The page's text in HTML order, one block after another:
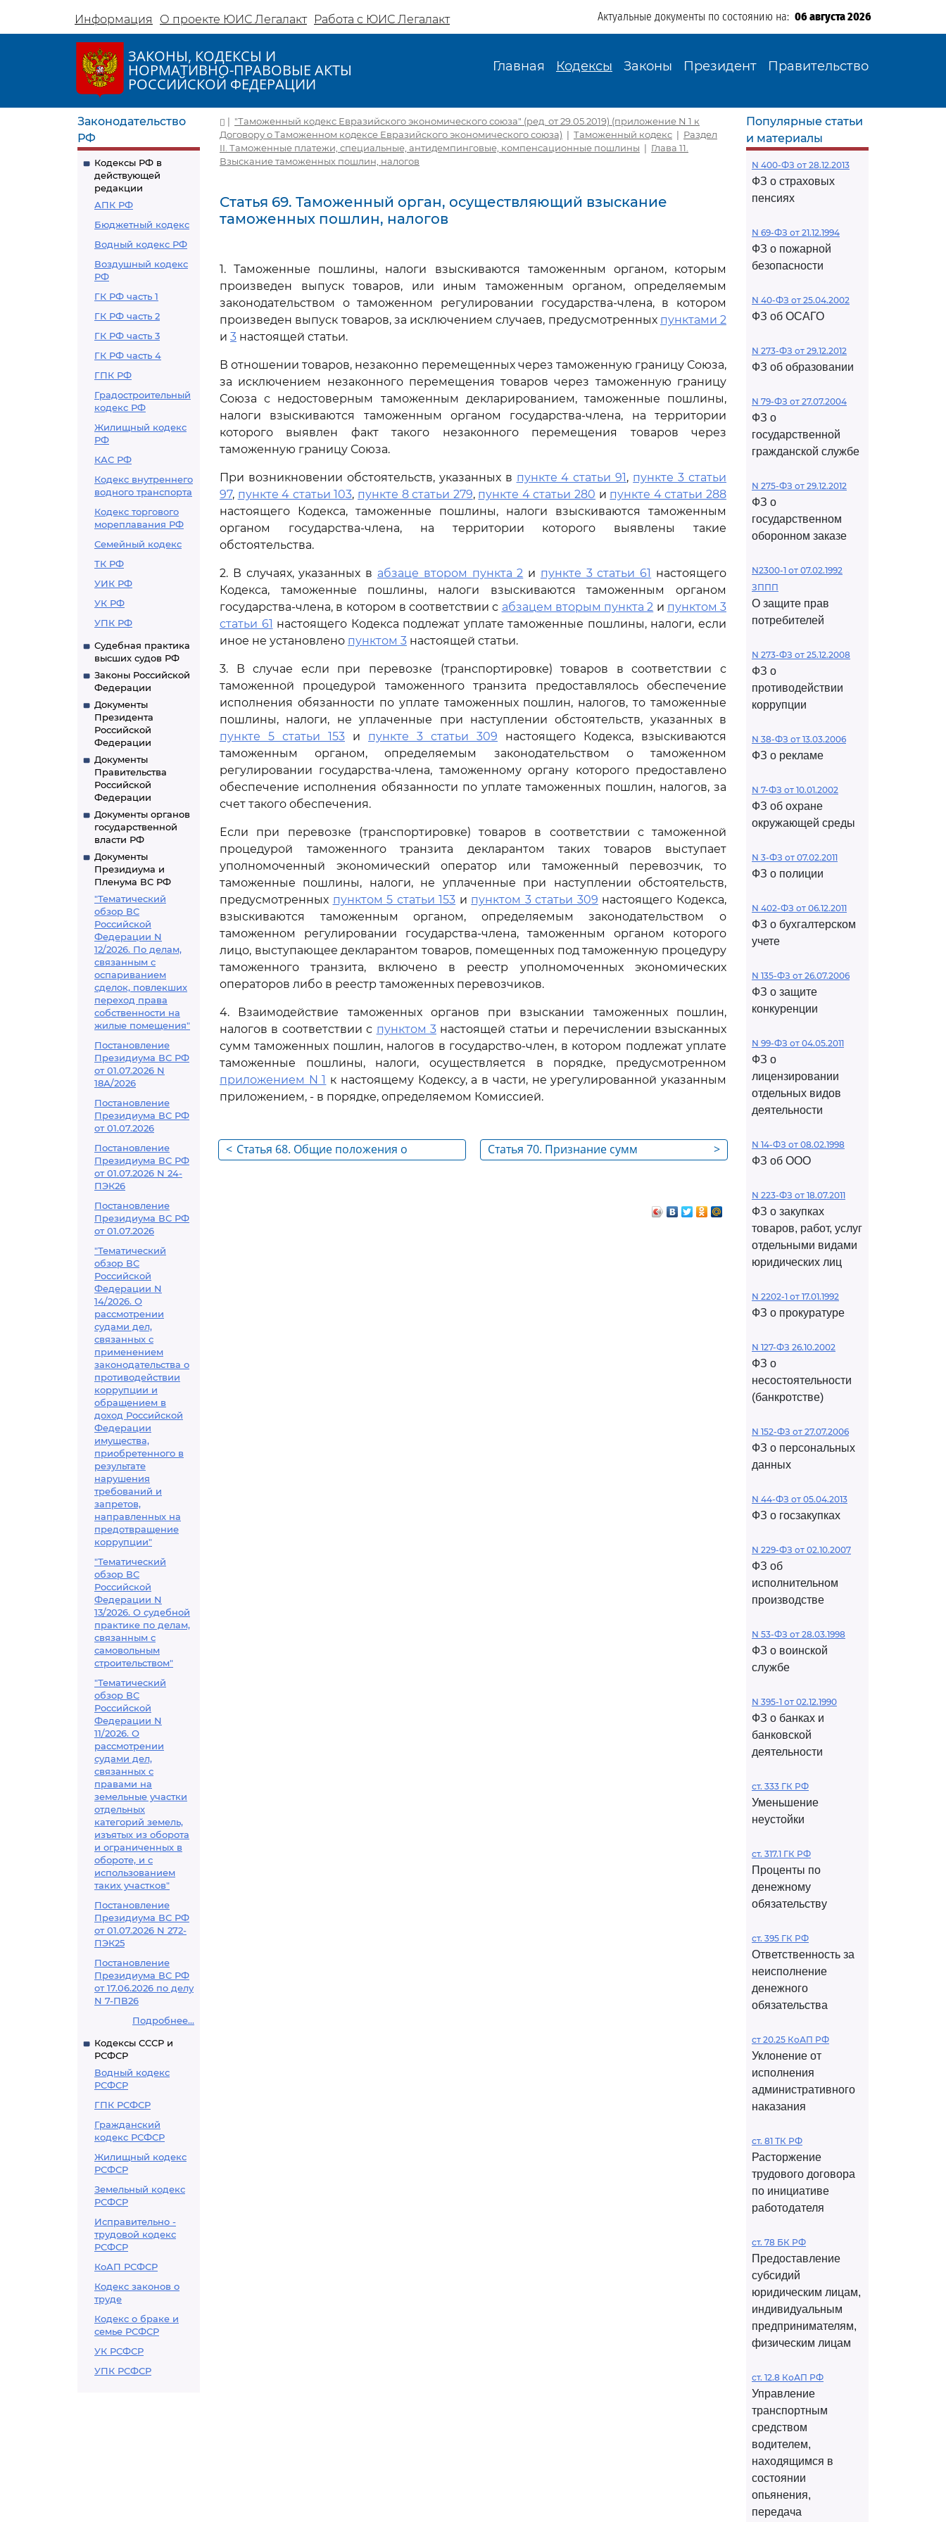
Информация О проекте ЮИС Легалакт Работа с ЮИС Легалакт Актуальные документы по состоянию на: 06 августа 2026
ЗАКОНЫ, КОДЕКСЫ И
НОРМАТИВНО-ПРАВОВЫЕ АКТЫ
РОССИЙСКОЙ ФЕДЕРАЦИИ
Главная Кодексы Законы Президент Правительство
Законодательство
РФ
Кодексы РФ в
действующей
редакции
АПК РФ
Бюджетный кодекс
Водный кодекс РФ
Воздушный кодекс
РФ
ГК РФ часть 1
ГК РФ часть 2
ГК РФ часть 3
ГК РФ часть 4
ГПК РФ
Градостроительный
кодекс РФ
Жилищный кодекс
РФ
КАС РФ
Кодекс внутреннего
водного транспорта
Кодекс торгового
мореплавания РФ
Семейный кодекс
ТК РФ
УИК РФ
УК РФ
УПК РФ
Судебная практика
высших судов РФ
Законы Российской
Федерации
Документы
Президента
Российской
Федерации
Документы
Правительства
Российской
Федерации
Документы органов
государственной
власти РФ
Документы
Президиума и
Пленума ВС РФ
"Тематический
обзор ВС
Российской
Федерации N
12/2026. По делам,
связанным с
оспариванием
сделок, повлекших
переход права
собственности на
жилые помещения"
Постановление
Президиума ВС РФ
от 01.07.2026 N
18А/2026
Постановление
Президиума ВС РФ
от 01.07.2026
Постановление
Президиума ВС РФ
от 01.07.2026 N 24-
ПЭК26
Постановление
Президиума ВС РФ
от 01.07.2026
"Тематический
обзор ВС
Российской
Федерации N
14/2026. О
рассмотрении
судами дел,
связанных с
применением
законодательства о
противодействии
коррупции и
обращением в
доход Российской
Федерации
имущества,
приобретенного в
результате
нарушения
требований и
запретов,
направленных на
предотвращение
коррупции"
"Тематический
обзор ВС
Российской
Федерации N
13/2026. О судебной
практике по делам,
связанным с
самовольным
строительством"
"Тематический
обзор ВС
Российской
Федерации N
11/2026. О
рассмотрении
судами дел,
связанных с
правами на
земельные участки
отдельных
категорий земель,
изъятых из оборота
и ограниченных в
обороте, и с
использованием
таких участков"
Постановление
Президиума ВС РФ
от 01.07.2026 N 272-
ПЭК25
Постановление
Президиума ВС РФ
от 17.06.2026 по делу
N 7-ПВ26
Подробнее...
Кодексы СССР и
РСФСР
Водный кодекс
РСФСР
ГПК РСФСР
Гражданский
кодекс РСФСР
Жилищный кодекс
РСФСР
Земельный кодекс
РСФСР
Исправительно -
трудовой кодекс
РСФСР
КоАП РСФСР
Кодекс законов о
труде
Кодекс о браке и
семье РСФСР
УК РСФСР
УПК РСФСР
| "Таможенный кодекс Евразийского экономического союза" (ред. от 29.05.2019) (приложение N 1 к
Договору о Таможенном кодексе Евразийского экономического союза) | Таможенный кодекс | Раздел
II. Таможенные платежи, специальные, антидемпинговые, компенсационные пошлины | Глава 11.
Взыскание таможенных пошлин, налогов
Статья 69. Таможенный орган, осуществляющий взыскание
таможенных пошлин, налогов
1. Таможенные пошлины, налоги взыскиваются таможенным органом, которым
произведен выпуск товаров, или иным таможенным органом, определяемым
законодательством о таможенном регулировании государства-члена, в котором
произведен выпуск товаров, за исключением случаев, предусмотренных пунктами 2
и 3 настоящей статьи.
В отношении товаров, незаконно перемещенных через таможенную границу Союза,
за исключением незаконного перемещения товаров через таможенную границу
Союза с недостоверным таможенным декларированием, таможенные пошлины,
налоги взыскиваются таможенным органом государства-члена, на территории
которого выявлен факт такого незаконного перемещения товаров через
таможенную границу Союза.
При возникновении обстоятельств, указанных в пункте 4 статьи 91, пункте 3 статьи
97, пункте 4 статьи 103, пункте 8 статьи 279, пункте 4 статьи 280 и пункте 4 статьи 288
настоящего Кодекса, таможенные пошлины, налоги взыскиваются таможенным
органом государства-члена, на территории которого выявлены такие
обстоятельства.
2. В случаях, указанных в абзаце втором пункта 2 и пункте 3 статьи 61 настоящего
Кодекса, таможенные пошлины, налоги взыскиваются таможенным органом
государства-члена, в котором в соответствии с абзацем вторым пункта 2 и пунктом 3
статьи 61 настоящего Кодекса подлежат уплате таможенные пошлины, налоги, если
иное не установлено пунктом 3 настоящей статьи.
3. В случае если при перевозке (транспортировке) товаров в соответствии с
таможенной процедурой таможенного транзита предоставлялось обеспечение
исполнения обязанности по уплате таможенных пошлин, налогов, то таможенные
пошлины, налоги, не уплаченные при наступлении обстоятельств, указанных в
пункте 5 статьи 153 и пункте 3 статьи 309 настоящего Кодекса, взыскиваются
таможенным органом, определяемым законодательством о таможенном
регулировании государства-члена, таможенному органу которого предоставлено
обеспечение исполнения обязанности по уплате таможенных пошлин, налогов, за
счет такого обеспечения.
Если при перевозке (транспортировке) товаров в соответствии с таможенной
процедурой таможенного транзита декларантом таких товаров выступает
уполномоченный экономический оператор или таможенный перевозчик, то
таможенные пошлины, налоги, не уплаченные при наступлении обстоятельств,
предусмотренных пунктом 5 статьи 153 и пунктом 3 статьи 309 настоящего Кодекса,
взыскиваются таможенным органом, определяемым законодательством о
таможенном регулировании государства-члена, таможенным органом которого
лицо, выступающее декларантом товаров, помещенных под таможенную процедуру
таможенного транзита, включено в реестр уполномоченных экономических
операторов либо в реестр таможенных перевозчиков.
4. Взаимодействие таможенных органов при взыскании таможенных пошлин,
налогов в соответствии с пунктом 3 настоящей статьи и перечислении взысканных
сумм таможенных пошлин, налогов в государство-член, в котором подлежат уплате
таможенные пошлины, налоги, осуществляется в порядке, предусмотренном
приложением N 1 к настоящему Кодексу, а в части, не урегулированной указанным
приложением, - в порядке, определяемом Комиссией.
< Статья 68. Общие положения о
>
Статья 70. Признание сумм
Популярные статьи
и материалы
N 400-ФЗ от 28.12.2013
ФЗ о страховых
пенсиях
N 69-ФЗ от 21.12.1994
ФЗ о пожарной
безопасности
N 40-ФЗ от 25.04.2002
ФЗ об ОСАГО
N 273-ФЗ от 29.12.2012
ФЗ об образовании
N 79-ФЗ от 27.07.2004
ФЗ о
государственной
гражданской службе
N 275-ФЗ от 29.12.2012
ФЗ о
государственном
оборонном заказе
N2300-1 от 07.02.1992
ЗППП
О защите прав
потребителей
N 273-ФЗ от 25.12.2008
ФЗ о
противодействии
коррупции
N 38-ФЗ от 13.03.2006
ФЗ о рекламе
N 7-ФЗ от 10.01.2002
ФЗ об охране
окружающей среды
N 3-ФЗ от 07.02.2011
ФЗ о полиции
N 402-ФЗ от 06.12.2011
ФЗ о бухгалтерском
учете
N 135-ФЗ от 26.07.2006
ФЗ о защите
конкуренции
N 99-ФЗ от 04.05.2011
ФЗ о
лицензировании
отдельных видов
деятельности
N 14-ФЗ от 08.02.1998
ФЗ об ООО
N 223-ФЗ от 18.07.2011
ФЗ о закупках
товаров, работ, услуг
отдельными видами
юридических лиц
N 2202-1 от 17.01.1992
ФЗ о прокуратуре
N 127-ФЗ 26.10.2002
ФЗ о
несостоятельности
(банкротстве)
N 152-ФЗ от 27.07.2006
ФЗ о персональных
данных
N 44-ФЗ от 05.04.2013
ФЗ о госзакупках
N 229-ФЗ от 02.10.2007
ФЗ об
исполнительном
производстве
N 53-ФЗ от 28.03.1998
ФЗ о воинской
службе
N 395-1 от 02.12.1990
ФЗ о банках и
банковской
деятельности
ст. 333 ГК РФ
Уменьшение
неустойки
ст. 317.1 ГК РФ
Проценты по
денежному
обязательству
ст. 395 ГК РФ
Ответственность за
неисполнение
денежного
обязательства
ст 20.25 КоАП РФ
Уклонение от
исполнения
административного
наказания
ст. 81 ТК РФ
Расторжение
трудового договора
по инициативе
работодателя
ст. 78 БК РФ
Предоставление
субсидий
юридическим лицам,
индивидуальным
предпринимателям,
физическим лицам
ст. 12.8 КоАП РФ
Управление
транспортным
средством
водителем,
находящимся в
состоянии
опьянения,
передача